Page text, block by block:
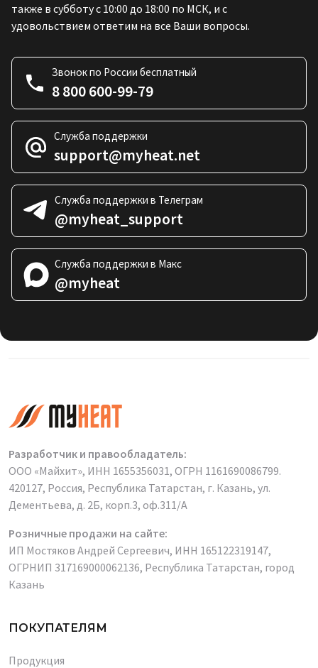
также в субботу с 10:00 до 18:00 по МСК, и с
удовольствием ответим на все Ваши вопросы.
Звонок по России бесплатный
8 800 600-99-79
Служба поддержки
support@myheat.net
Служба поддержки в Телеграм
@myheat_support
Служба поддержки в Макс
@myheat
Разработчик и правообладатель:
ООО «Майхит», ИНН 1655356031, ОГРН 1161690086799.
420127, Россия, Республика Татарстан, г. Казань, ул.
Дементьева, д. 2Б, корп.3, оф.311/А
Розничные продажи на сайте:
ИП Мостяков Андрей Сергеевич, ИНН 165122319147,
ОГРНИП 317169000062136, Республика Татарстан, город
Казань
ПОКУПАТЕЛЯМ
Продукция